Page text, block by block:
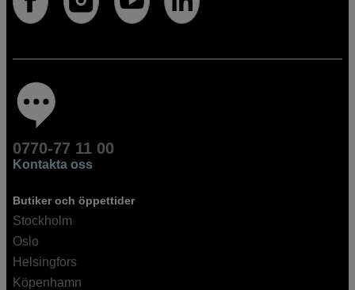
0770-77 11 00
Kontakta oss
Butiker och öppettider
Stockholm
Oslo
Helsingfors
Köpenhamn